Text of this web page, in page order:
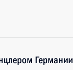
Германии